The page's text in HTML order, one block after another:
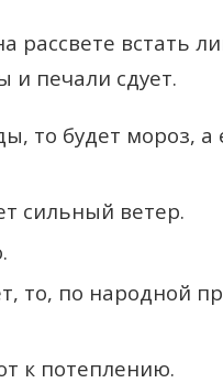
рассвете встать
и печали сдует.
то будет мороз,
сильный ветер.
то, по народной
к потеплению.